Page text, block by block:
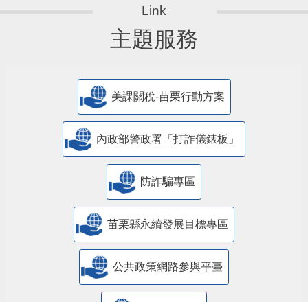
主題服務
美課關稅-苗栗行動方案
內政部警政署「打詐儀錶板」
防詐騙專區
苗栗縣永續發展目標專區
公共政策網路參與平臺